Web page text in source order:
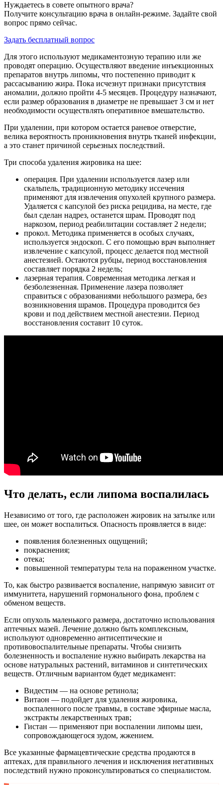
Нуждаетесь в совете опытного врача?
Получите консультацию врача в онлайн-режиме. Задайте свой
вопрос прямо сейчас.
Задать бесплатный вопрос
Для этого используют медикаментозную терапию или же
проводят операцию. Осуществляют введение инъекционных
препаратов внутрь липомы, что постепенно приводит к
рассасыванию жира. Пока исчезнут признаки присутствия
аномалии, должно пройти 4-5 месяцев. Процедуру назначают,
если размер образования в диаметре не превышает 3 см и нет
необходимости осуществлять оперативное вмешательство.
При удалении, при котором остается раневое отверстие,
велика вероятность проникновения внутрь тканей инфекции,
а это станет причиной серьезных последствий.
Три способа удаления жировика на шее:
операция. При удалении используется лазер или
скальпель, традиционную методику иссечения
применяют для извлечения опухолей крупного размера.
Удаляется с капсулой без риска рецидива, на месте, где
был сделан надрез, останется шрам. Проводят под
наркозом, период реабилитации составляет 2 недели;
прокол. Методика применяется в особых случаях,
используется эндоскоп. С его помощью врач выполняет
извлечение с капсулой, процесс делается под местной
анестезией. Остаются рубцы, период восстановления
составляет порядка 2 недель;
лазерная терапия. Современная методика легкая и
безболезненная. Применение лазера позволяет
справиться с образованиями небольшого размера, без
возникновения шрамов. Процедура проводится без
крови и под действием местной анестезии. Период
восстановления составит 10 суток.
Что делать, если липома воспалилась
Независимо от того, где расположен жировик на затылке или
шее, он может воспалиться. Опасность проявляется в виде:
появления болезненных ощущений;
покраснения;
отека;
повышенной температуры тела на пораженном участке.
То, как быстро развивается воспаление, напрямую зависит от
иммунитета, нарушений гормонального фона, проблем с
обменом веществ.
Если опухоль маленького размера, достаточно использования
аптечных мазей. Лечение должно быть комплексным,
используют одновременно антисептические и
противовоспалительные препараты. Чтобы снизить
болезненность и воспаление нужно выбирать лекарства на
основе натуральных растений, витаминов и синтетических
веществ. Отличным вариантом будет медикамент:
Видестим — на основе ретинола;
Витаон — подойдет для удаления жировика,
воспаленного после травмы, в составе эфирные масла,
экстракты лекарственных трав;
Гистан — применяют при воспалении липомы шеи,
сопровождающегося зудом, жжением.
Все указанные фармацевтические средства продаются в
аптеках, для правильного лечения и исключения негативных
последствий нужно проконсультироваться со специалистом.